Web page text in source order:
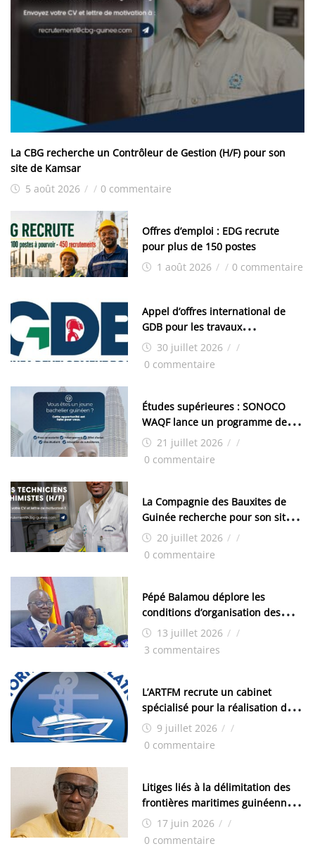
La CBG recherche un Contrôleur de Gestion (H/F) pour son
site de Kamsar
5 août 2026 / / 0 commentaire
Offres d’emploi : EDG recrute
pour plus de 150 postes
1 août 2026 / / 0 commentaire
Appel d’offres international de
GDB pour les travaux
d’aménagement de la zone
industrielle de FANDJE (PAZIF)
30 juillet 2026 / /
0 commentaire
Études supérieures : SONOCO
WAQF lance un programme de
bourses pour la Malaisie
21 juillet 2026 / /
0 commentaire
La Compagnie des Bauxites de
Guinée recherche pour son site
de Kamsar des techniciens
chimistes (H/F)
20 juillet 2026 / /
0 commentaire
Pépé Balamou déplore les
conditions d’organisation des
examens nationaux : « Si ce sont
les élections, on trouve tous les
13 juillet 2026 / /
3 commentaires
L’ARTFM recrute un cabinet
spécialisé pour la réalisation des
études techniques
9 juillet 2026 / /
0 commentaire
Litiges liés à la délimitation des
frontières maritimes guinéennes:
Idrissa Chérif écrit au ministre
des Hydrocarbures
17 juin 2026 / /
0 commentaire